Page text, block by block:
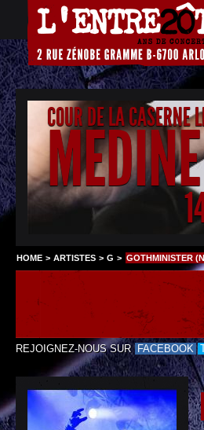
COUR DE LA CASERNE
MEDINE
HOME > ARTISTES > G > GOTHMINISTER
REJOIGNEZ-NOUS SUR FACEBOOK